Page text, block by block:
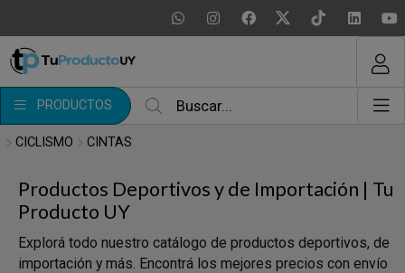
PRODUCTOS
MI COMPRA
CICLISMO CINTAS
Productos Deportivos y de Importación | Tu
Producto UY
Explorá todo nuestro catálogo de productos deportivos, de
importación y más. Encontrá los mejores precios con envío